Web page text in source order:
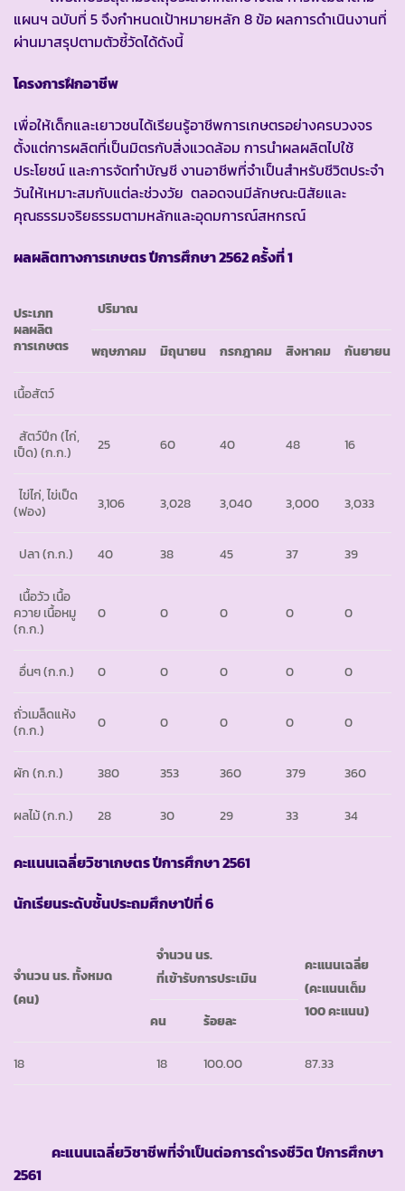
แผนฯ ฉบับที่ 5 จึงกำหนดเป้าหมายหลัก 8 ข้อ ผลการดำเนินงานที่
ผ่านมาสรุปตามตัวชี้วัดได้ดังนี้
โครงการฝึกอาชีพ
เพื่อให้เด็กและเยาวชนได้เรียนรู้อาชีพการเกษตรอย่างครบวงจร
ตั้งแต่การผลิตที่เป็นมิตรกับสิ่งแวดล้อม การนำผลผลิตไปใช้
ประโยชน์ และการจัดทำบัญชี งานอาชีพที่จำเป็นสำหรับชีวิตประจำ
วันให้เหมาะสมกับแต่ละช่วงวัย ตลอดจนมีลักษณะนิสัยและ
คุณธรรมจริยธรรมตามหลักและอุดมการณ์สหกรณ์
ผลผลิตทางการเกษตร ปีการศึกษา 2562 ครั้งที่ 1
ประเภท
ผลผลิต
การเกษตร
ปริมาณ
พฤษภาคม มิถุนายน กรกฎาคม สิงหาคม กันยายน
เนื้อสัตว์
สัตว์ปีก (ไก่,
เป็ด)(ก.ก.) 25 60 40 48 16
ไข่ไก่, ไข่เป็ด
(ฟอง)
3,106 3,028 3,040 3,000 3,033
ปลา(ก.ก.) 40 38 45 37 39
เนื้อวัว เนื้อ
ควาย เนื้อหมู
(ก.ก.)
0 0 0 0 0
อื่นๆ(ก.ก.) 0 0 0 0 0
ถั่วเมล็ดแห้ง
(ก.ก.)
0 0 0 0 0
ผัก(ก.ก.) 380 353 360 379 360
ผลไม้(ก.ก.) 28 30 29 33 34
คะแนนเฉลี่ยวิชาเกษตร ปีการศึกษา 2561
นักเรียนระดับชั้นประถมศึกษาปีที่ 6
จำนวน นร. ทั้งหมด
(คน)
จำนวน นร.
ที่เข้ารับการประเมิน
คะแนนเฉลี่ย
(คะแนนเต็ม
100 คะแนน)
คน ร้อยละ
18 18 100.00 87.33
คะแนนเฉลี่ยวิชาชีพที่จำเป็นต่อการดำรงชีวิต ปีการศึกษา
2561